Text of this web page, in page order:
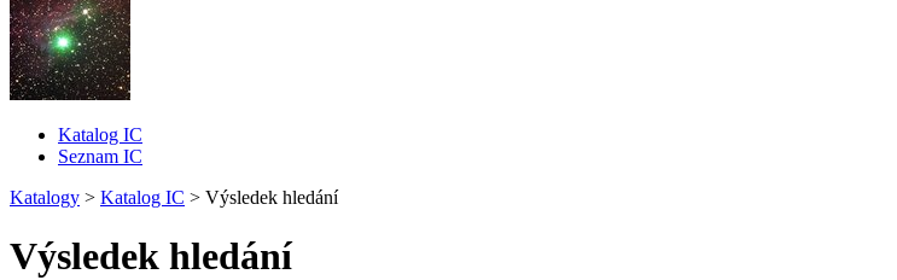
Katalog IC
Seznam IC
Katalogy > Katalog IC > Výsledek hledání
Výsledek hledání